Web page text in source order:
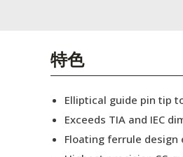
English Website
应用工程指导书 (AENs)
工作机会
特色
Elliptical guide pin tip
Exceeds TIA and IEC
Floating ferrule